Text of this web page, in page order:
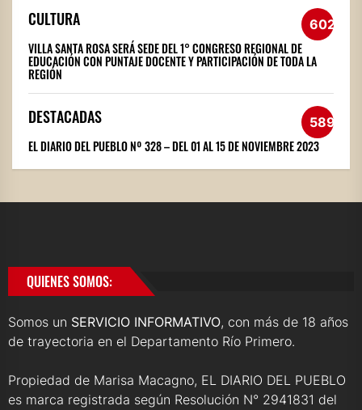
CULTURA 602
VILLA SANTA ROSA SERÁ SEDE DEL 1° CONGRESO REGIONAL DE
EDUCACIÓN CON PUNTAJE DOCENTE Y PARTICIPACIÓN DE TODA LA
REGIÓN
DESTACADAS 589
EL DIARIO DEL PUEBLO Nº 328 – DEL 01 AL 15 DE NOVIEMBRE 2023
QUIENES SOMOS:
Somos un SERVICIO INFORMATIVO, con más de 18 años
de trayectoria en el Departamento Río Primero.
Propiedad de Marisa Macagno, EL DIARIO DEL PUEBLO
es marca registrada según Resolución N° 2941831 del